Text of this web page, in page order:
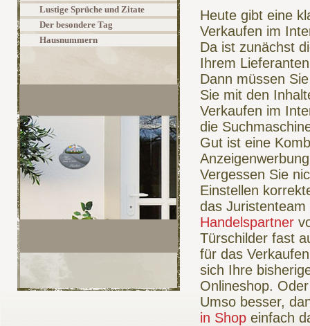
Lustige Sprüche und Zitate
Der besondere Tag
Hausnummern
Heute gibt eine
Verkaufen im
Da ist zunächst
Ihrem
Dann müssen
Sie mit den
Verkaufen im
die
Gut ist eine
Vergessen Sie
Einstellen
das
Handelspartner
Türschilder fast
für das
sich Ihre
Onlineshop.
Umso besser,
in Shop einfach